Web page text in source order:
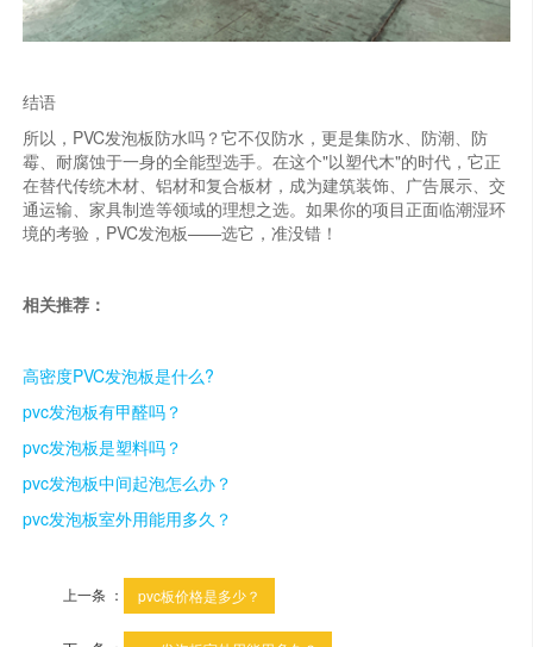
结语
所以，PVC发泡板防水吗？它不仅防水，更是集防水、防潮、防
霉、耐腐蚀于一身的全能型选手。在这个"以塑代木"的时代，它正
在替代传统木材、铝材和复合板材，成为建筑装饰、广告展示、交
通运输、家具制造等领域的理想之选。如果你的项目正面临潮湿环
境的考验，PVC发泡板——选它，准没错！
相关推荐：
高密度PVC发泡板是什么?
pvc发泡板有甲醛吗？
pvc发泡板是塑料吗？
pvc发泡板中间起泡怎么办？
pvc发泡板室外用能用多久？
上一条 ： pvc板价格是多少？